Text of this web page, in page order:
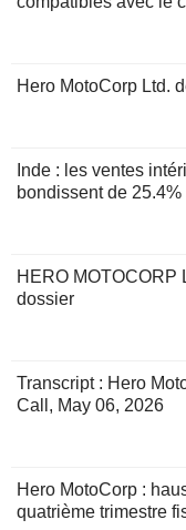
Hero MotoCorp Ltd.
Inde : les ventes
bondissent de 25.4%
HERO MOTOCORP
dossier
Transcript : Hero
Call, May 06, 2026
Hero MotoCorp :
quatrième trimestre